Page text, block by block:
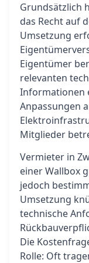
Grundsätzlich
das Recht auf
Umsetzung
Eigentümer
relevanten
Informationen
Anpassungen
Mitglieder
Vermieter in
einer Wallbox
jedoch
Umsetzung
technische
Die
Rolle: Oft